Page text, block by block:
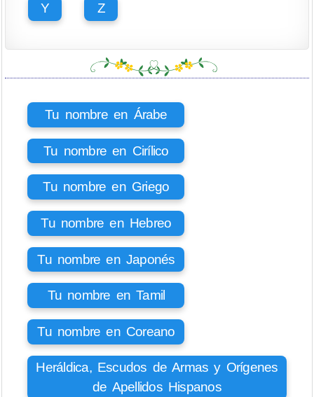
Y Z
Tu nombre en Árabe
Tu nombre en Cirílico
Tu nombre en Griego
Tu nombre en Hebreo
Tu nombre en Japonés
Tu nombre en Tamil
Tu nombre en Coreano
Heráldica, Escudos de Armas y Orígenes
de Apellidos Hispanos